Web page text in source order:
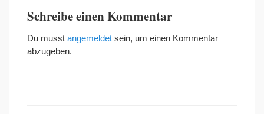
Schreibe einen Kommentar
Du musst angemeldet sein, um einen Kommentar
abzugeben.